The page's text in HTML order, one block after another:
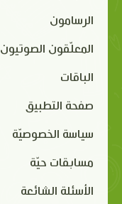
الرسامون
المعلّقون الصوتيون
الباقات
صفحة التطبيق
سياسة الخصوصيّة
مسابقات حيّة
الأسئلة الشائعة